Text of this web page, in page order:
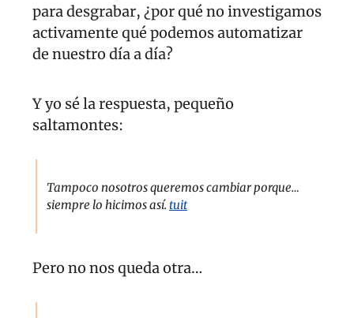
para desgrabar, ¿por qué no investigamos
activamente qué podemos automatizar
de nuestro día a día?
Y yo sé la respuesta, pequeño
saltamontes:
Tampoco nosotros queremos cambiar porque…
siempre lo hicimos así. tuit
Pero no nos queda otra…